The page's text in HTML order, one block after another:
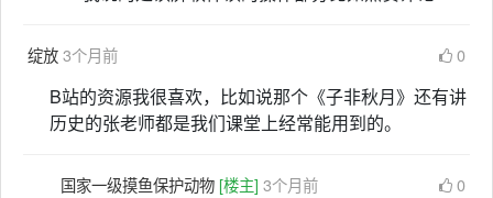
绽放3个月前 0
B站的资源我很喜欢，比如说那个《子非秋月》还有讲
历史的张老师都是我们课堂上经常能用到的。
国家一级摸鱼保护动物 [楼主] 3个月前 0